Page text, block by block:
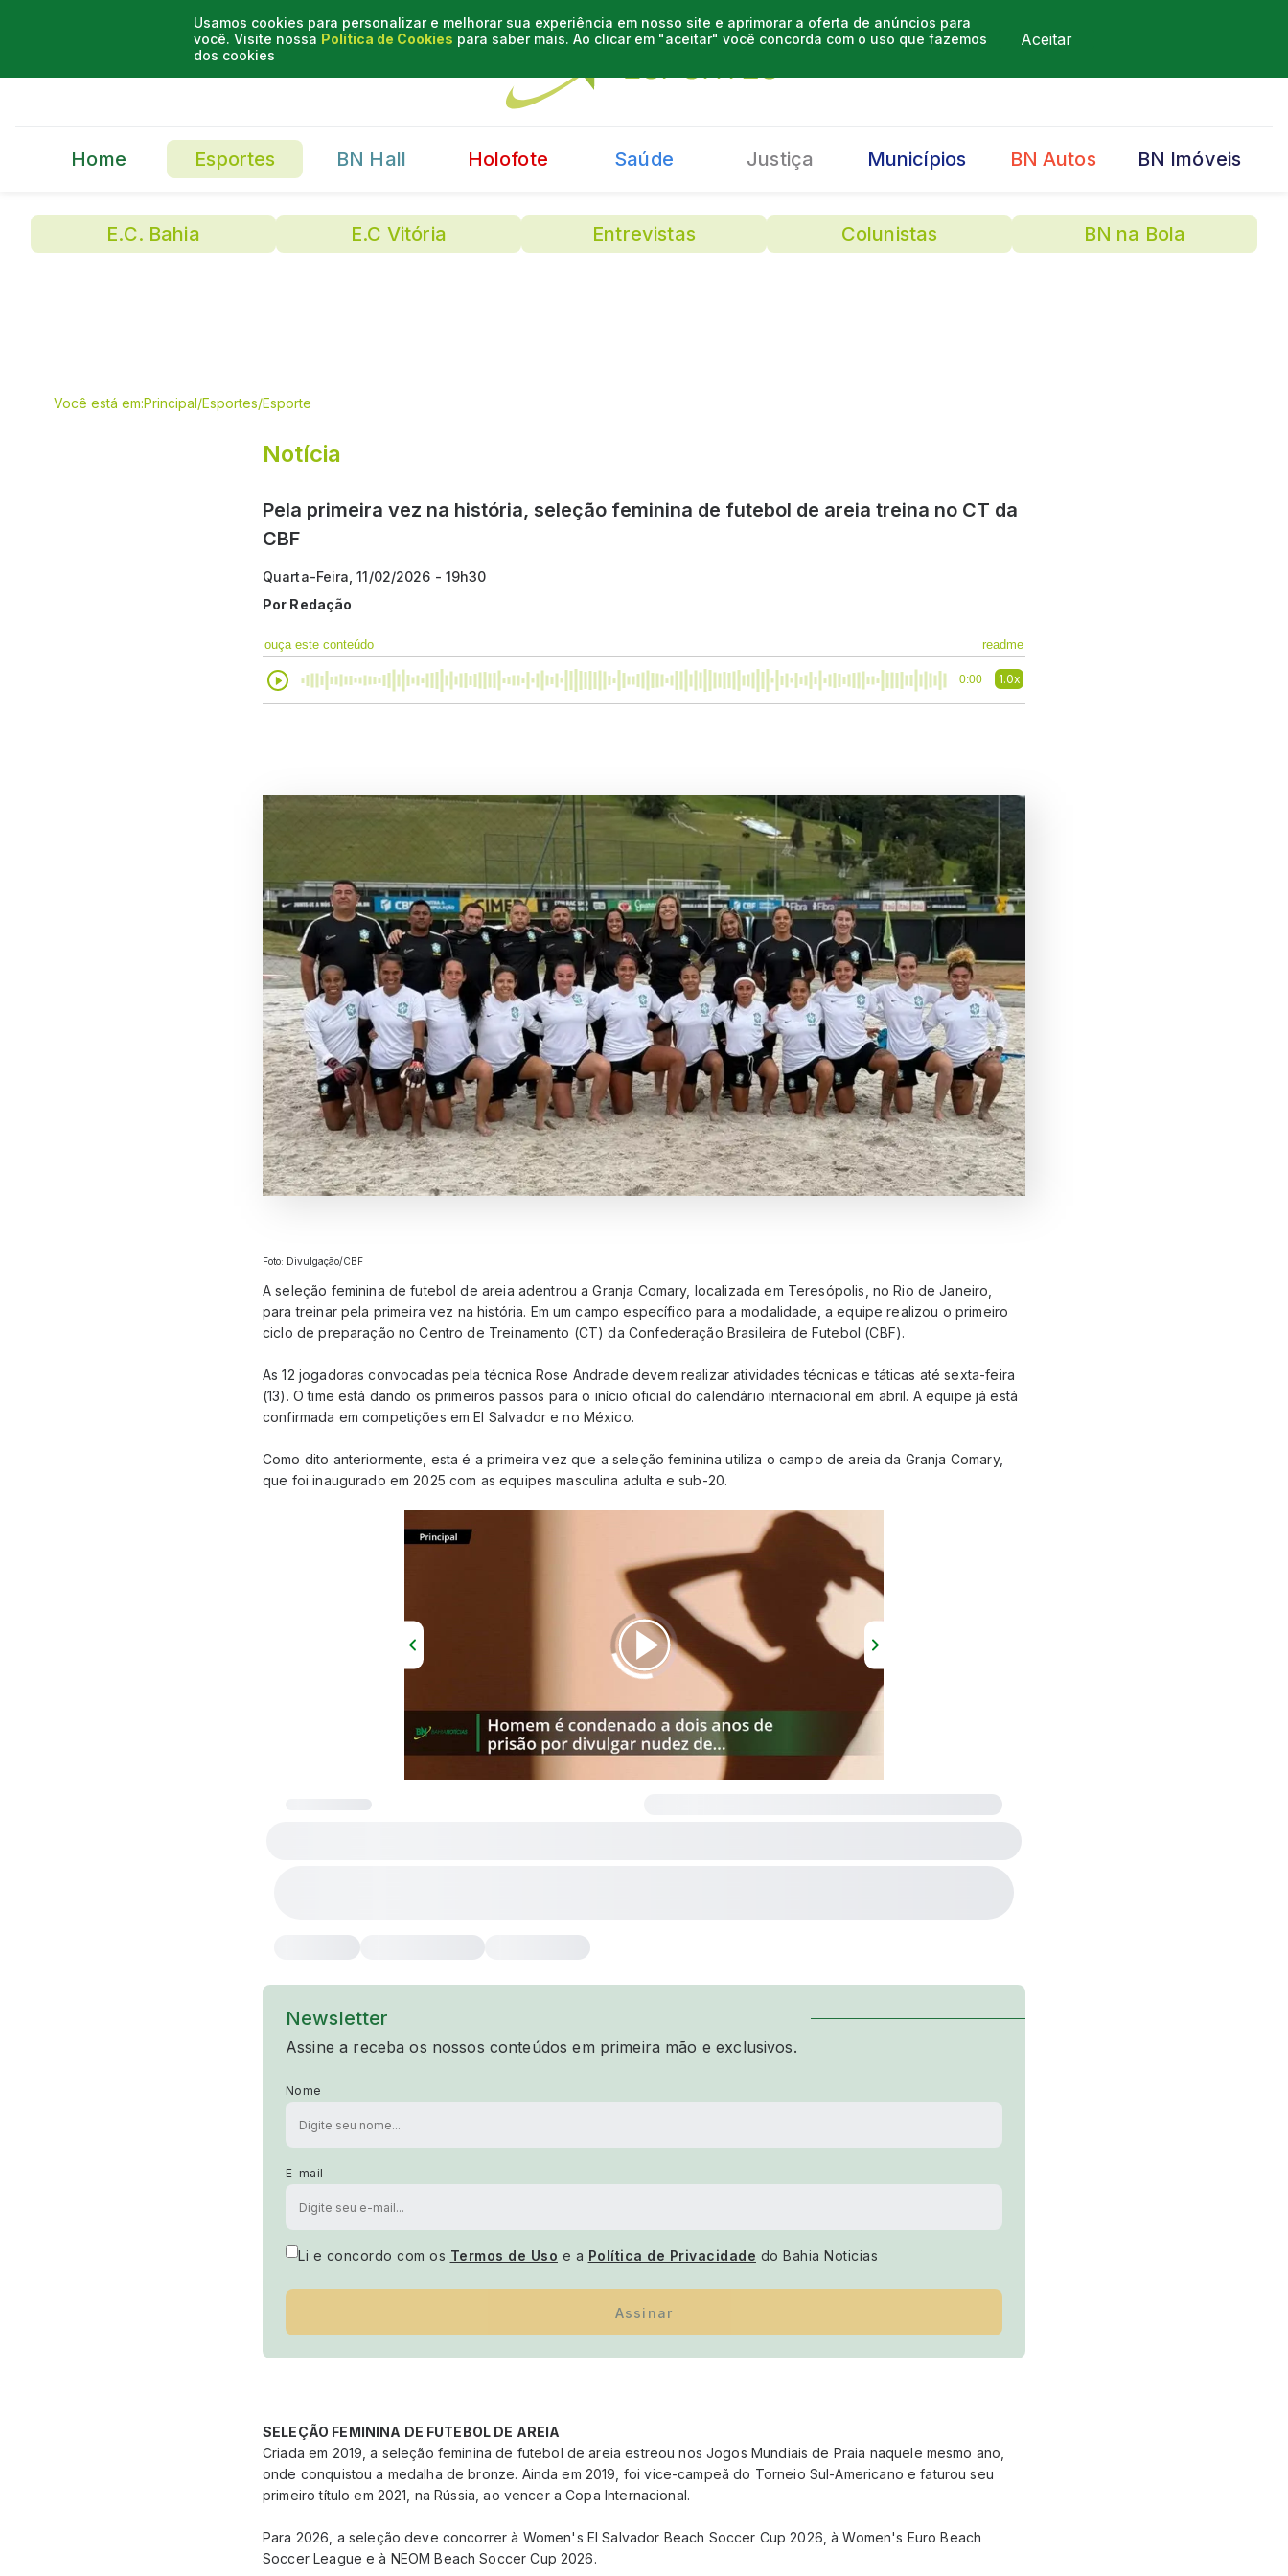
Usamos cookies para personalizar e melhorar sua experiência em nosso site e aprimorar a oferta de anúncios para
você. Visite nossa Política de Cookies para saber mais. Ao clicar em "aceitar" você concorda com o uso que fazemos
dos cookies
Aceitar
Home Esportes BN Hall Holofote Saúde Justiça Municípios BN Autos BN Imóveis
E.C. Bahia E.C Vitória Entrevistas Colunistas BN na Bola
Você está em:Principal/Esportes/Esporte
Notícia
Pela primeira vez na história, seleção feminina de futebol de areia treina no CT da
CBF
Quarta-Feira, 11/02/2026 - 19h30
Por Redação
ouça este conteúdo readme
0:00 1.0x
Foto: Divulgação/CBF
A seleção feminina de futebol de areia adentrou a Granja Comary, localizada em Teresópolis, no Rio de Janeiro,
para treinar pela primeira vez na história. Em um campo específico para a modalidade, a equipe realizou o primeiro
ciclo de preparação no Centro de Treinamento (CT) da Confederação Brasileira de Futebol (CBF).
As 12 jogadoras convocadas pela técnica Rose Andrade devem realizar atividades técnicas e táticas até sexta-feira
(13). O time está dando os primeiros passos para o início oficial do calendário internacional em abril. A equipe já está
confirmada em competições em El Salvador e no México.
Como dito anteriormente, esta é a primeira vez que a seleção feminina utiliza o campo de areia da Granja Comary,
que foi inaugurado em 2025 com as equipes masculina adulta e sub-20.
Newsletter
Assine a receba os nossos conteúdos em primeira mão e exclusivos.
Nome
E-mail
Li e concordo com os Termos de Uso e a Política de Privacidade do Bahia Noticias
Assinar
SELEÇÃO FEMININA DE FUTEBOL DE AREIA
Criada em 2019, a seleção feminina de futebol de areia estreou nos Jogos Mundiais de Praia naquele mesmo ano,
onde conquistou a medalha de bronze. Ainda em 2019, foi vice-campeã do Torneio Sul-Americano e faturou seu
primeiro título em 2021, na Rússia, ao vencer a Copa Internacional.
Para 2026, a seleção deve concorrer à Women's El Salvador Beach Soccer Cup 2026, à Women's Euro Beach
Soccer League e à NEOM Beach Soccer Cup 2026.